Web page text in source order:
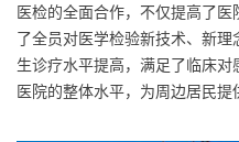
医检的全面合作，不仅提高了
了全员对医学检验新技术、新
生诊疗水平提高，满足了临床
医院的整体水平，为周边居民提